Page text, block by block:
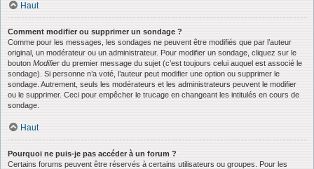
Haut
Comment modifier ou supprimer un sondage ?
Comme pour les messages, les sondages ne peuvent être modifiés que par l’auteur
original, un modérateur ou un administrateur. Pour modifier un sondage, cliquez sur le
bouton Modifier du premier message du sujet (c’est toujours celui auquel est associé le
sondage). Si personne n’a voté, l’auteur peut modifier une option ou supprimer le
sondage. Autrement, seuls les modérateurs et les administrateurs peuvent le modifier
ou le supprimer. Ceci pour empêcher le trucage en changeant les intitulés en cours de
sondage.
Haut
Pourquoi ne puis-je pas accéder à un forum ?
Certains forums peuvent être réservés à certains utilisateurs ou groupes. Pour les